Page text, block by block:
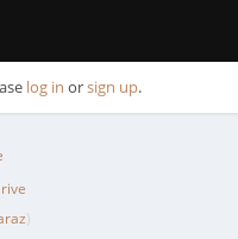
log in orsign up.
)